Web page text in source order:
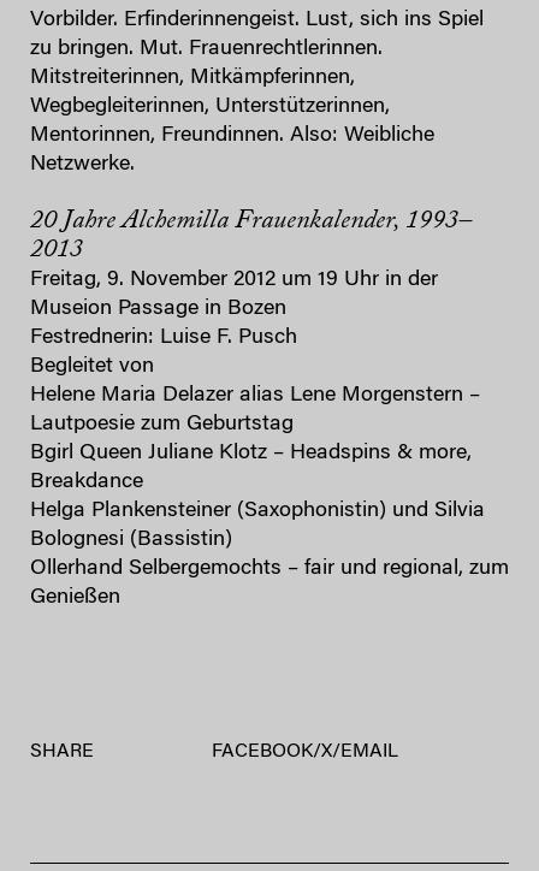
Vorbilder. Erfinderinnengeist. Lust, sich ins Spiel
zu bringen. Mut. Frauenrechtlerinnen.
Mitstreiterinnen, Mitkämpferinnen,
Wegbegleiterinnen, Unterstützerinnen,
Mentorinnen, Freundinnen. Also: Weibliche
Netzwerke.
20 Jahre Alchemilla Frauenkalender, 1993–
2013
Freitag, 9. November 2012 um 19 Uhr in der
Museion Passage in Bozen
Festrednerin: Luise F. Pusch
Begleitet von
Helene Maria Delazer alias Lene Morgenstern –
Lautpoesie zum Geburtstag
Bgirl Queen Juliane Klotz – Headspins & more,
Breakdance
Helga Plankensteiner (Saxophonistin) und Silvia
Bolognesi (Bassistin)
Ollerhand Selbergemochts – fair und regional, zum
Genießen
SHARE FACEBOOK/X/ EMAIL